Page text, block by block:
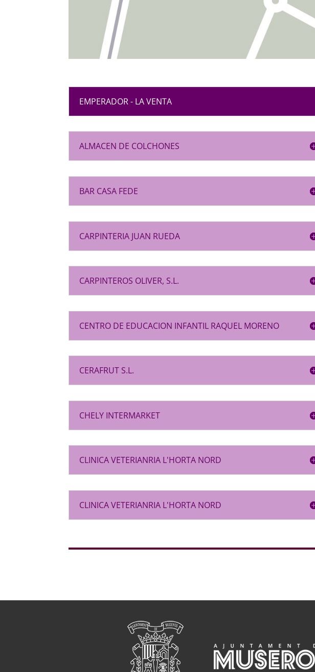
EMPERADOR - LA VENTA
ALMACEN DE COLCHONES
BAR CASA FEDE
CARPINTERIA JUAN RUEDA
CARPINTEROS OLIVER, S.L.
CENTRO DE EDUCACION INFANTIL RAQUEL MORENO
CERAFRUT S.L.
CHELY INTERMARKET
CLINICA VETERIANRIA L'HORTA NORD
CLINICA VETERIANRIA L'HORTA NORD